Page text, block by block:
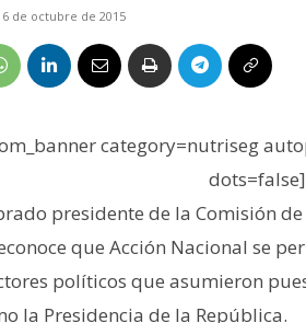
6 de octubre de 2015
category=nutriseg
dots=false]
presidente de la Comisión
que Acción Nacional se
políticos que asumieron
la Presidencia de la República.